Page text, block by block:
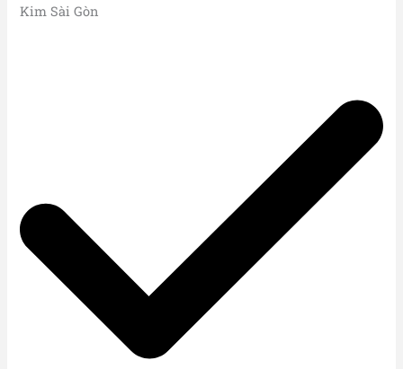
Kim Sài Gòn